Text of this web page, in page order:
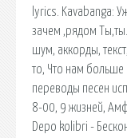
lyrics. Kavabanga:
зачем ,рядом
шум, аккорды,
то, Что нам больше
переводы песен
8-00, 9 жизней,
Depo kolibri -